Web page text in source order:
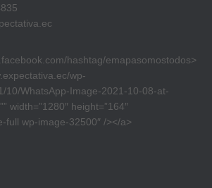
hashtag/emapasomostodos>
wp-
10/WhatsApp-Image-2021-10-08-at-
width=”1280″ height=”164″
full wp-image-32500″ /></a>